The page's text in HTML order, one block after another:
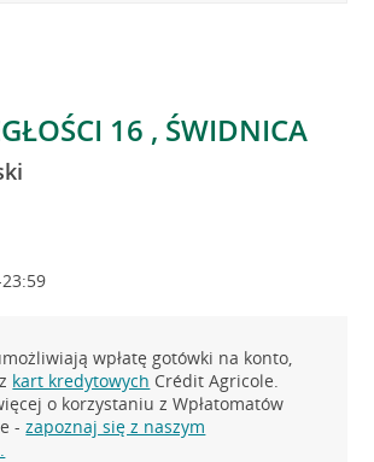
16 , ŚWIDNICA
wpłatę gotówki na konto,
kart kredytowych Crédit Agricole.
o korzystaniu z Wpłatomatów
-zapoznaj się z naszym